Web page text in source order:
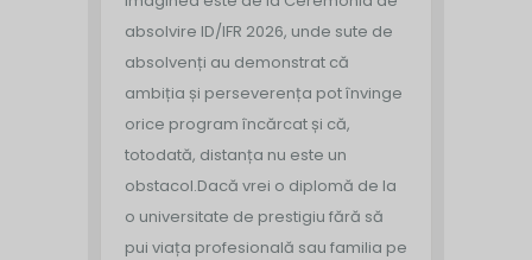
absolvire ID/IFR 2026, unde sute de
absolvenți au demonstrat că
ambiția și perseverența pot învinge
orice program încărcat și că,
totodată, distanța nu este un
obstacol.Dacă vrei o diplomă de la
o universitate de prestigiu fără să
pui viața profesională sau familia pe